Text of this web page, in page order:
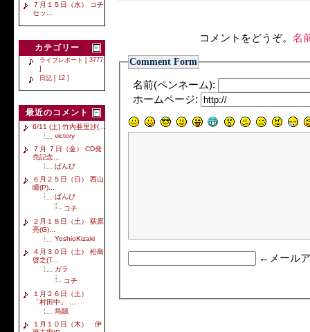
７月１５日（水） コチ
セッ...
カテゴリー
ライブレポート [ 3777
]
日記 [ 12 ]
最近のコメント
6/11 (土) 竹内亜里沙(...
victory
７月 ７日（金） CD発
売記念...
ばんび
６月２５日（日） 西山
瞳(P)...
ばんび
コチ
２月１８日（土） 荻原
亮(G)...
YoshioKizaki
４月３０日（土） 松島
啓之(T...
ガラ
コチ
１月２６日（土）
「村田中」 ...
烏賊
１月１０日（木） 伊
コメントをどうぞ。 名
Comment Form
名前(ペンネーム):
ホームページ:
←メール